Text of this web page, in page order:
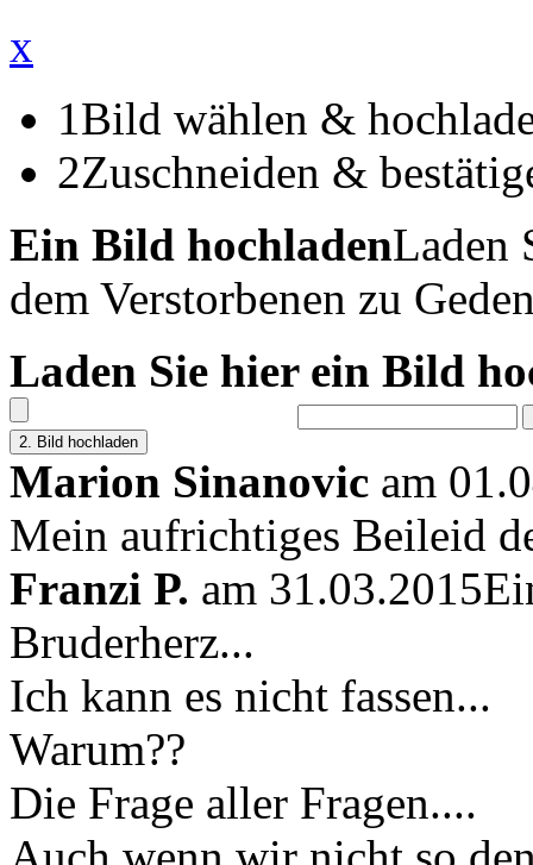
x
1Bild wählen &
2Zuschneiden &
Ein Bild hochladenLaden
dem Verstorbenen zu
Laden Sie hier ein Bild
Marion Sinanovic am
Mein aufrichtiges Beileid
Franzi P. am 31.03.2015
Bruderherz...
Ich kann es nicht fassen...
Warum??
Die Frage aller Fragen....